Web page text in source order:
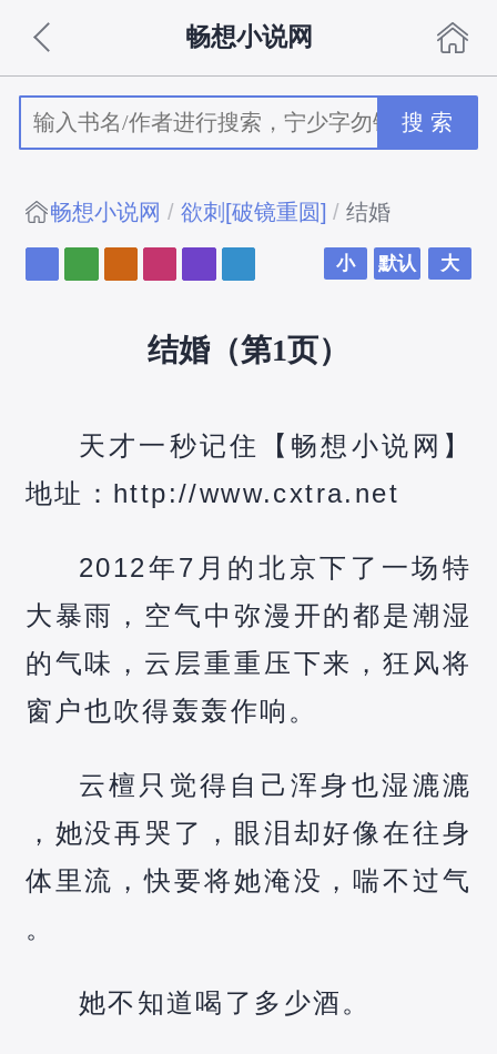
畅想小说网
搜 索
畅想小说网 欲刺[破镜重圆] 结婚
小 默认 大
结婚（第1页）
天才一秒记住【畅想小说网】
地址：http://www.cxtra.net
2012年7月的北京下了一场特
大暴雨，空气中弥漫开的都是潮湿
的气味，云层重重压下来，狂风将
窗户也吹得轰轰作响。
云檀只觉得自己浑身也湿漉漉
，她没再哭了，眼泪却好像在往身
体里流，快要将她淹没，喘不过气
。
她不知道喝了多少酒。